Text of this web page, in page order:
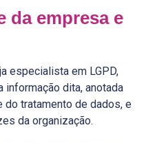
da empresa e
especialista em LGPD,
informação dita, anotada
do tratamento de dados, e
da organização.